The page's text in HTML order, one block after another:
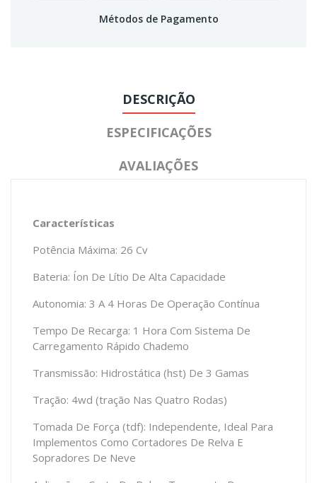
Métodos de Pagamento
DESCRIÇÃO
ESPECIFICAÇÕES
AVALIAÇÕES
Características
Potência Máxima: 26 Cv
Bateria: Íon De Lítio De Alta Capacidade
Autonomia: 3 A 4 Horas De Operação Contínua
Tempo De Recarga: 1 Hora Com Sistema De
Carregamento Rápido Chademo
Transmissão: Hidrostática (hst) De 3 Gamas
Tração: 4wd (tração Nas Quatro Rodas)
Tomada De Força (tdf): Independente, Ideal Para
Implementos Como Cortadores De Relva E
Sopradores De Neve